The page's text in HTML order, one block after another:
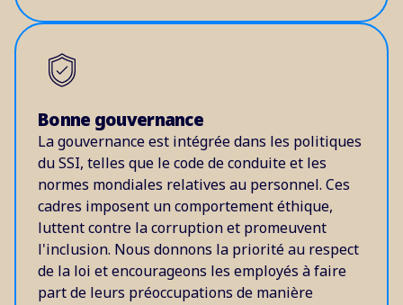
Bonne gouvernance
La gouvernance est intégrée dans les politiques
du SSI, telles que le code de conduite et les
normes mondiales relatives au personnel. Ces
cadres imposent un comportement éthique,
luttent contre la corruption et promeuvent
l'inclusion. Nous donnons la priorité au respect
de la loi et encourageons les employés à faire
part de leurs préoccupations de manière